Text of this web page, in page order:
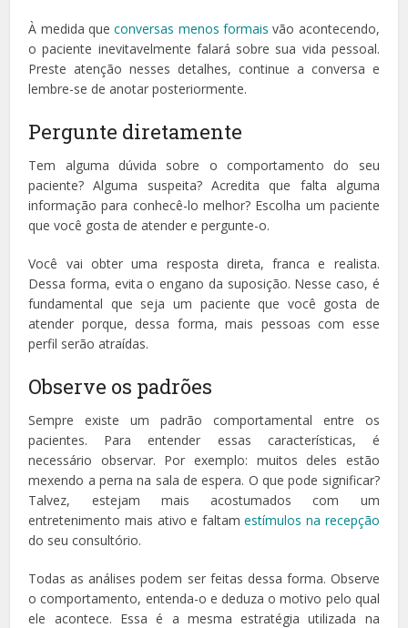
À medida queconversas menos formais vão acontecendo,
o paciente inevitavelmente falará sobre sua vida pessoal.
Preste atenção nesses detalhes, continue a conversa e
lembre-se de anotar posteriormente.
Pergunte diretamente
Tem alguma dúvida sobre o comportamento do seu
paciente? Alguma suspeita? Acredita que falta alguma
informação para conhecê-lo melhor? Escolha um paciente
que você gosta de atender e pergunte-o.
Você vai obter uma resposta direta, franca e realista.
Dessa forma, evita o engano da suposição. Nesse caso, é
fundamental que seja um paciente que você gosta de
atender porque, dessa forma, mais pessoas com esse
perfil serão atraídas.
Observe os padrões
Sempre existe um padrão comportamental entre os
pacientes. Para entender essas características, é
necessário observar. Por exemplo: muitos deles estão
mexendo a perna na sala de espera. O que pode significar?
Talvez, estejam mais acostumados com um
entretenimento mais ativo e faltamestímulos na recepção
do seu consultório.
Todas as análises podem ser feitas dessa forma. Observe
o comportamento, entenda-o e deduza o motivo pelo qual
ele acontece. Essa é a mesma estratégia utilizada na